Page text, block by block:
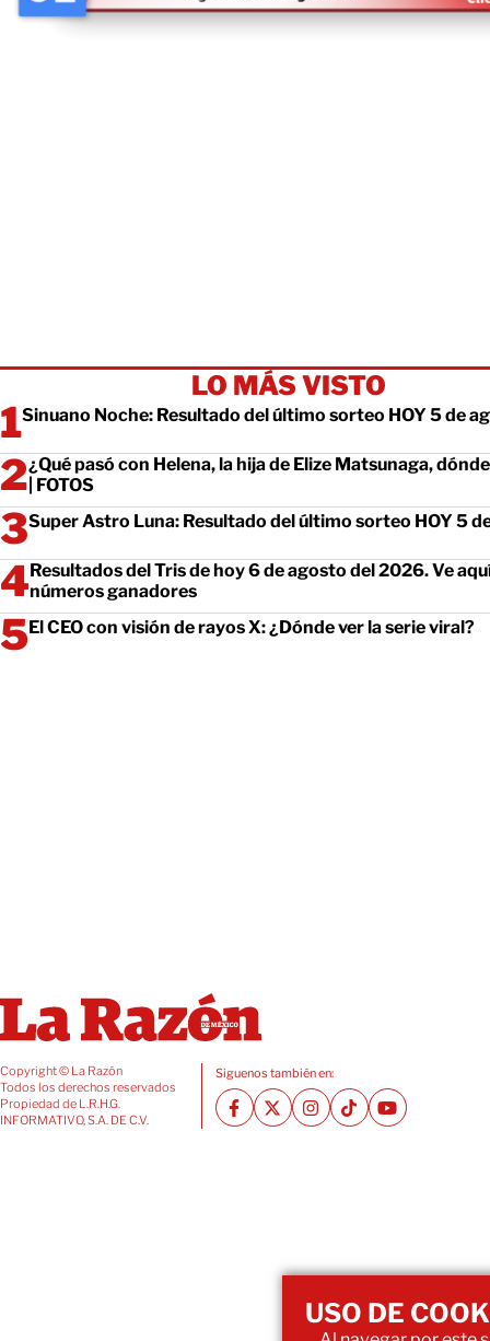
LO MÁS VISTO
Sinuano Noche: Resultado del último sorteo HOY 5 de
¿Qué pasó con Helena, la hija de Elize Matsunaga,
| FOTOS
Super Astro Luna: Resultado del último sorteo HOY 5
Resultados del Tris de hoy 6 de agosto del 2026. Ve
números ganadores
El CEO con visión de rayos X: ¿Dónde ver la serie viral?
Copyright © La Razón
Todos los derechos reservados
Propiedad de L.R.H.G.
INFORMATIVO, S.A. DE C.V.
Siguenos también en:
USO DE